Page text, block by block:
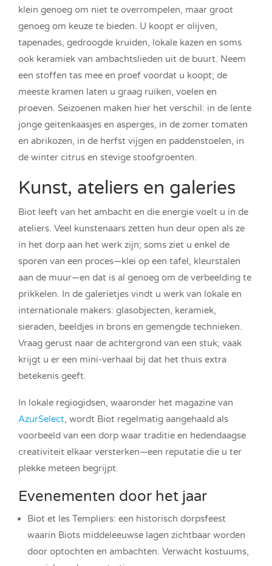
klein genoeg om niet te overrompelen, maar groot
genoeg om keuze te bieden. U koopt er olijven,
tapenades, gedroogde kruiden, lokale kazen en soms
ook keramiek van ambachtslieden uit de buurt. Neem
een stoffen tas mee en proef voordat u koopt; de
meeste kramen laten u graag ruiken, voelen en
proeven. Seizoenen maken hier het verschil: in de lente
jonge geitenkaasjes en asperges, in de zomer tomaten
en abrikozen, in de herfst vijgen en paddenstoelen, in
de winter citrus en stevige stoofgroenten.
Kunst, ateliers en galeries
Biot leeft van het ambacht en die energie voelt u in de
ateliers. Veel kunstenaars zetten hun deur open als ze
in het dorp aan het werk zijn; soms ziet u enkel de
sporen van een proces—klei op een tafel, kleurstalen
aan de muur—en dat is al genoeg om de verbeelding te
prikkelen. In de galerietjes vindt u werk van lokale en
internationale makers: glasobjecten, keramiek,
sieraden, beeldjes in brons en gemengde technieken.
Vraag gerust naar de achtergrond van een stuk; vaak
krijgt u er een mini-verhaal bij dat het thuis extra
betekenis geeft.
In lokale regiogidsen, waaronder het magazine van
AzurSelect, wordt Biot regelmatig aangehaald als
voorbeeld van een dorp waar traditie en hedendaagse
creativiteit elkaar versterken—een reputatie die u ter
plekke meteen begrijpt.
Evenementen door het jaar
Biot et les Templiers: een historisch dorpsfeest
waarin Biots middeleeuwse lagen zichtbaar worden
door optochten en ambachten. Verwacht kostuums,